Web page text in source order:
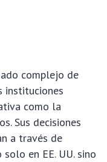
complejo de
instituciones
como la
Sus decisiones
a través de
en EE. UU. sino